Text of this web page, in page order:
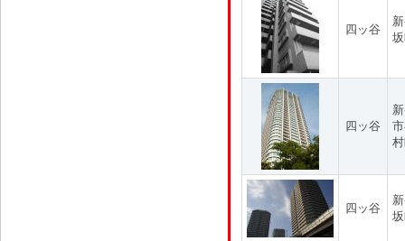
四ッ谷
四ッ谷
四ッ谷